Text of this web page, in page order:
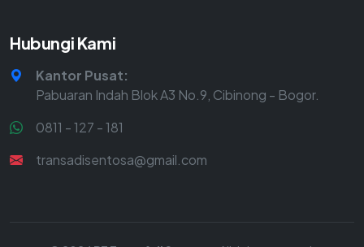
Hubungi Kami
Kantor Pusat:
Pabuaran Indah Blok A3 No.9, Cibinong - Bogor.
0811 - 127 - 181
transadisentosa@gmail.com